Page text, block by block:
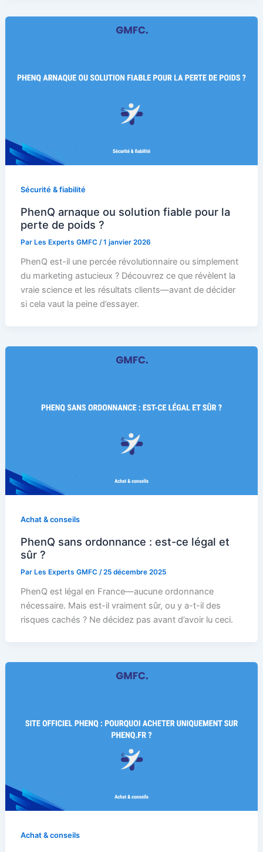
Sécurité & fiabilité
PhenQ arnaque ou solution fiable pour la
perte de poids ?
ParLes Experts GMFC/1 janvier 2026
PhenQ est-il une percée révolutionnaire ou simplement
du marketing astucieux ? Découvrez ce que révèlent la
vraie science et les résultats clients—avant de décider
si cela vaut la peine d’essayer.
Achat & conseils
PhenQ sans ordonnance : est-ce légal et
sûr ?
ParLes Experts GMFC /25 décembre 2025
PhenQ est légal en France—aucune ordonnance
nécessaire. Mais est-il vraiment sûr, ou y a-t-il des
risques cachés ? Ne décidez pas avant d’avoir lu ceci.
Achat & conseils